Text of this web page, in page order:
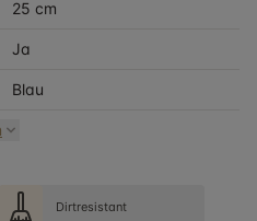
25 cm
Ja
Blau
Dirtresistant